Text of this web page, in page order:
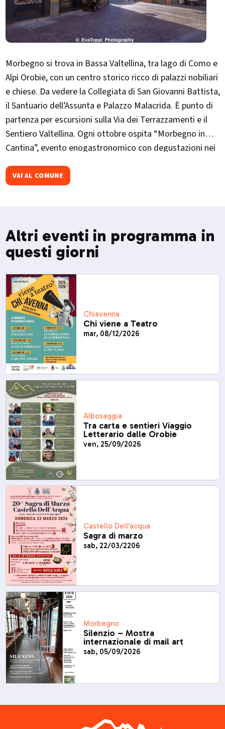
Morbegno si trova in Bassa Valtellina, tra lago di Como e
Alpi Orobie, con un centro storico ricco di palazzi nobiliari
e chiese. Da vedere la Collegiata di San Giovanni Battista,
il Santuario dell’Assunta e Palazzo Malacrida. È punto di
partenza per escursioni sulla Via dei Terrazzamenti e il
Sentiero Valtellina. Ogni ottobre ospita “Morbegno in
Cantina”, evento enogastronomico con degustazioni nei
VAI AL COMUNE
Altri eventi in programma in
questi giorni
Chiavenna
Chi viene a Teatro
mar, 08/12/2026
Albosaggia
Tra carta e sentieri Viaggio
Letterario dalle Orobie
ven, 25/09/2026
Castello Dell'acqua
Sagra di marzo
sab, 22/03/2206
Morbegno
Silenzio – Mostra
internazionale di mail art
sab, 05/09/2026